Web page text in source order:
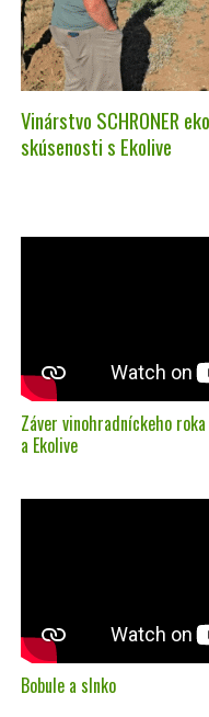
Vinárstvo SCHRONER
skúsenosti s Ekolive
Záver vinohradníckeho
a Ekolive
Bobule a slnko